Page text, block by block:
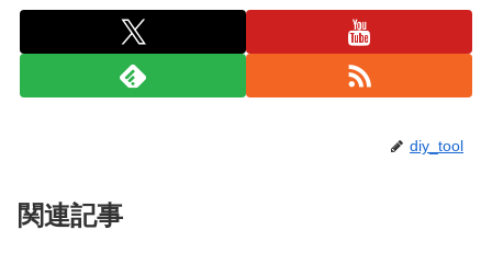
diy_tool
関連記事